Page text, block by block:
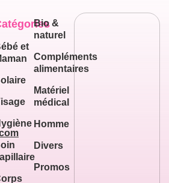
et
Bio &
naturel
Compléments
alimentaires
Matériel
médical
Homme
Divers
Promos